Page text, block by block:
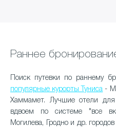
Раннее
Поиск путевки по раннему
популярные курорты Туниса -
Хаммамет. Лучшие отели
вдвоем по системе "все
Могилева, Гродно и др.